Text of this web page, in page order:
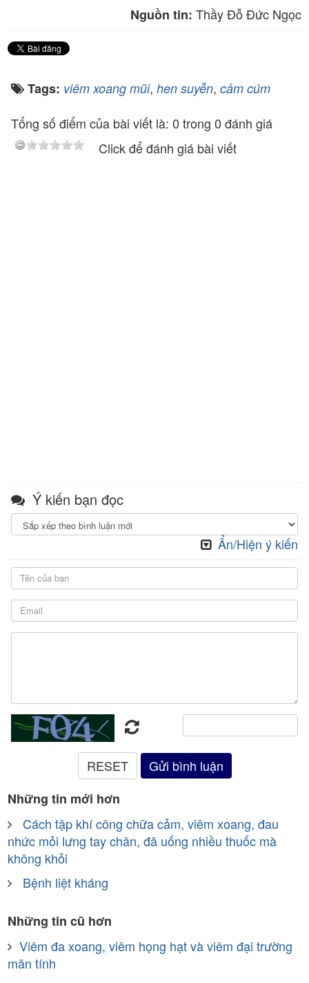
Nguồn tin: Thầy Đỗ Đức Ngọc
Tags: viêm xoang mũi, hen suyễn, cảm cúm
Tổng số điểm của bài viết là: 0 trong 0 đánh giá
Click để đánh giá bài viết
Ý kiến bạn đọc
Ẩn/Hiện ý kiến
Những tin mới hơn
Cách tập khí công chữa cảm, viêm xoang, đau
nhức mỏi lưng tay chân, đã uống nhiều thuốc mà
không khỏi
Bệnh liệt kháng
Những tin cũ hơn
Viêm đa xoang, viêm họng hạt và viêm đại trường
mãn tính